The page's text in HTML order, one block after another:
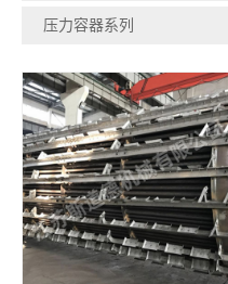
压力容器系列